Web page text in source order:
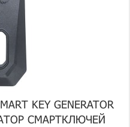
KEY GENERATOR
СМАРТКЛЮЧЕЙ